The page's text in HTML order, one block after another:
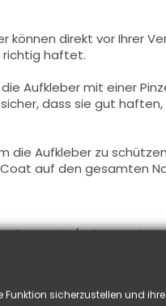
können direkt vor Ihrer
haftet.
Aufkleber mit einer
dass sie gut
die Aufkleber zu
auf den gesamten
ist (
anbringen.
um einzigartige
sicherzustellen und ihre